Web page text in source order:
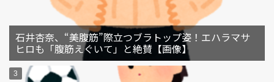
石井杏奈、“美腹筋”際立つブラトップ姿！エハラマサ
ヒロも「腹筋えぐいて」と絶賛【画像】